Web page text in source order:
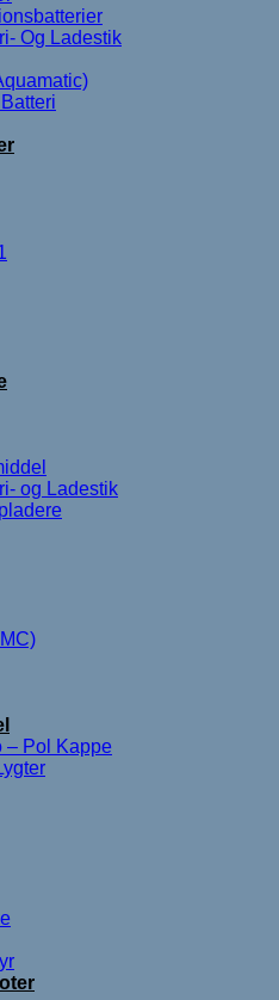
Og Ladestik
og Ladestik
Pol Kappe